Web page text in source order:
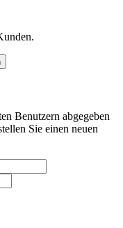
Benutzern abgegeben
Sie einen neuen